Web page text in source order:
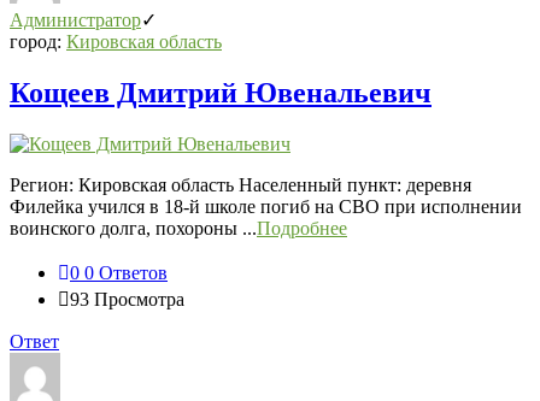
Администратор
город: Кировская область
Кощеев Дмитрий Ювенальевич
Регион: Кировская область Населенный пункт: деревня
Филейка учился в 18-й школе погиб на СВО при исполнении
воинского долга, похороны ...Подробнее
0 0 Ответов
93 Просмотра
Ответ